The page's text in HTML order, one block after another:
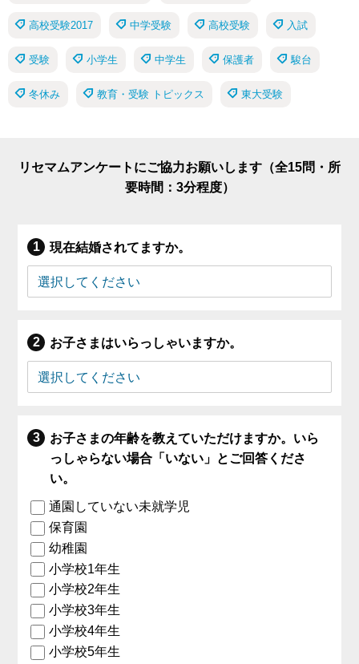
高校受験2017 中学受験 高校受験 入試
受験 小学生 中学生 保護者 駿台
冬休み 教育・受験 トピックス 東大受験
リセマムアンケートにご協力お願いします（全15問・所
要時間：3分程度）
現在結婚されてますか。
お子さまはいらっしゃいますか。
お子さまの年齢を教えていただけますか。いら
っしゃらない場合「いない」とご回答くださ
い。
通園していない未就学児
保育園
幼稚園
小学校1年生
小学校2年生
小学校3年生
小学校4年生
小学校5年生